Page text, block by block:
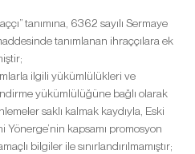
tanımına, 6362 sayılı Sermaye
tanımlanan ihraççılara ek
ilgili yükümlülükleri ve
yükümlülüğüne bağlı olarak
saklı kalmak kaydıyla, Eski
Yönerge’nin kapsamı promosyon
bilgiler ile sınırlandırılmamıştır;